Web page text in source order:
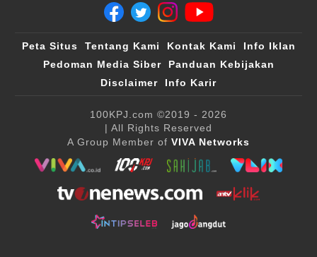
Peta Situs Tentang Kami Kontak Kami
Info Iklan
Pedoman Media Siber
Panduan Kebijakan
Disclaimer
Info Karir
100KPJ.com ©2019 - 2026
| All Rights Reserved
A Group Member of VIVA Networks